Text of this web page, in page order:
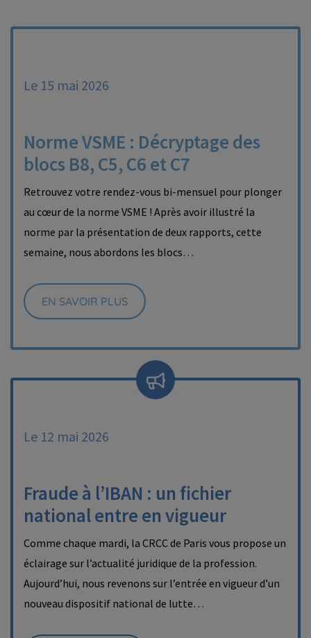
Le 15 mai 2026
Norme VSME : Décryptage des
blocs B8, C5, C6 et C7
Retrouvez votre rendez-vous bi-mensuel pour plonger
au cœur de la norme VSME ! Après avoir illustré la
norme par la présentation de deux rapports, cette
semaine, nous abordons les blocs…
EN SAVOIR PLUS
Le 12 mai 2026
Fraude à l’IBAN : un fichier
national entre en vigueur
Comme chaque mardi, la CRCC de Paris vous propose un
éclairage sur l’actualité juridique de la profession.
Aujourd’hui, nous revenons sur l’entrée en vigueur d’un
nouveau dispositif national de lutte…